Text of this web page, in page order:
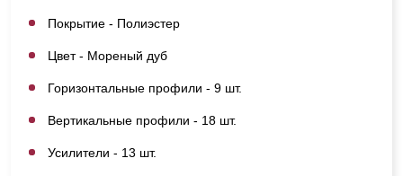
Покрытие - Полиэстер
Цвет - Мореный дуб
Горизонтальные профили - 9 шт.
Вертикальные профили - 18 шт.
Усилители - 13 шт.